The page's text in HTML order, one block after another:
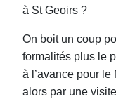
à St Geoirs ?
On boit un coup
formalités plus le
à l’avance pour
alors par une